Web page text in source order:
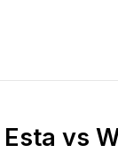
Esta vs